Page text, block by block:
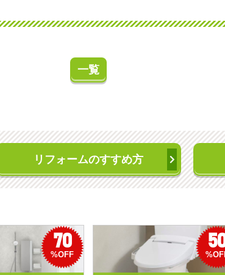
一覧
リフォームのすすめ方
70
%OFF